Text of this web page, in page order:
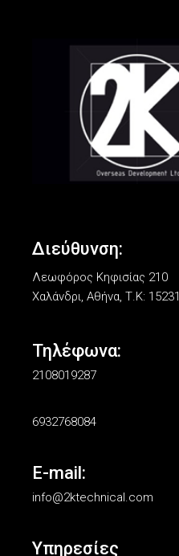
Διεύθυνση:
Λεωφόρος Κηφισίας 210
Χαλάνδρι, Αθήνα, Τ.Κ: 15231
Τηλέφωνα:
2108019287
6932768084
E-mail:
info@2ktechnical.com
Υπηρεσίες